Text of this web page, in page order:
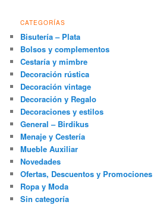
CATEGORÍAS
Bisutería – Plata
Bolsos y complementos
Cestaría y mimbre
Decoración rústica
Decoración vintage
Decoración y Regalo
Decoraciones y estilos
General – Birdikus
Menaje y Cestería
Mueble Auxiliar
Novedades
Ofertas, Descuentos y Promociones
Ropa y Moda
Sin categoría